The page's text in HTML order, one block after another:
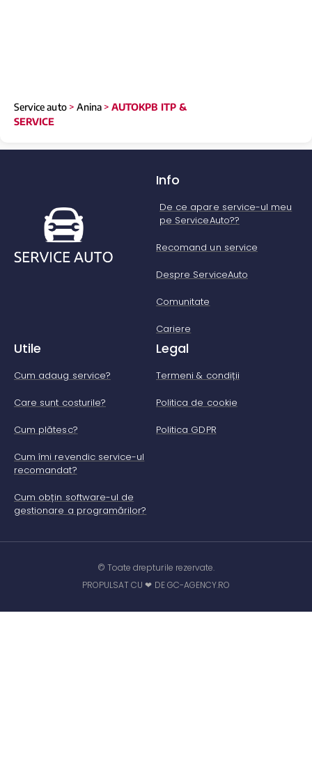
Service auto> Anina >AUTOKPB ITP &
SERVICE
Info
De ce apare service-ul meu
pe ServiceAuto??
Recomand un service
Despre ServiceAuto
Comunitate
Cariere
Utile
Cum adaug service?
Care sunt costurile?
Cum plătesc?
Cum îmi revendic service-ul
recomandat?
Cum obțin software-ul de
gestionare a programărilor?
Legal
Termeni & condiții
Politica de cookie
Politica GDPR
© Toate drepturile rezervate.
PROPULSAT CU ❤ DE GC-AGENCY.RO